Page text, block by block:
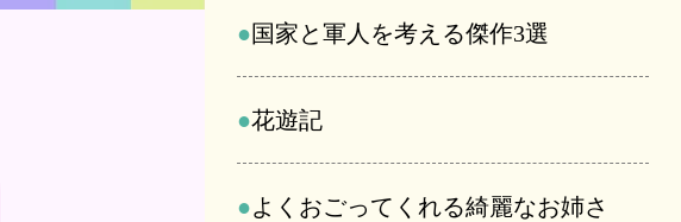
国家と軍人を考える傑作3選
花遊記
よくおごってくれる綺麗なお姉さ